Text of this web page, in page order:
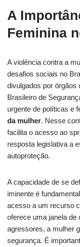
A
Feminina
A violência contra a
desafios sociais no
divulgados por órgãos
Brasileiro de
urgente de políticas e
da mulher. Nesse
facilita o acesso ao
resposta legislativa a
autoproteção.
A capacidade de se
iminente é
acesso a um recurso
oferece uma janela de
agressores, a mulher
segurança. É